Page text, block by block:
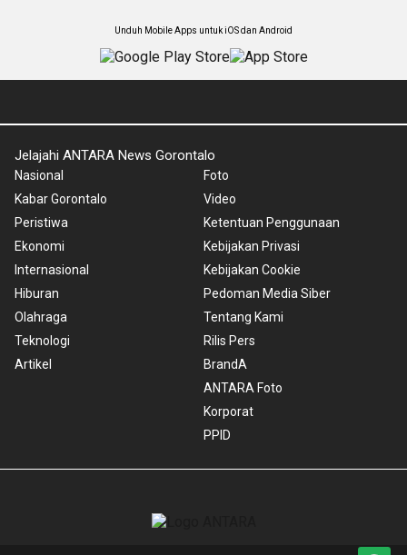
Unduh Mobile Apps untuk iOS dan Android
Jelajahi ANTARA News Gorontalo
Nasional
Kabar Gorontalo
Peristiwa
Ekonomi
Internasional
Hiburan
Olahraga
Teknologi
Artikel
Foto
Video
Ketentuan Penggunaan
Kebijakan Privasi
Kebijakan Cookie
Pedoman Media Siber
Tentang Kami
Rilis Pers
BrandA
ANTARA Foto
Korporat
PPID